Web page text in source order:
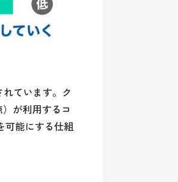
ています。ク
が利用するコ
可能にする仕組